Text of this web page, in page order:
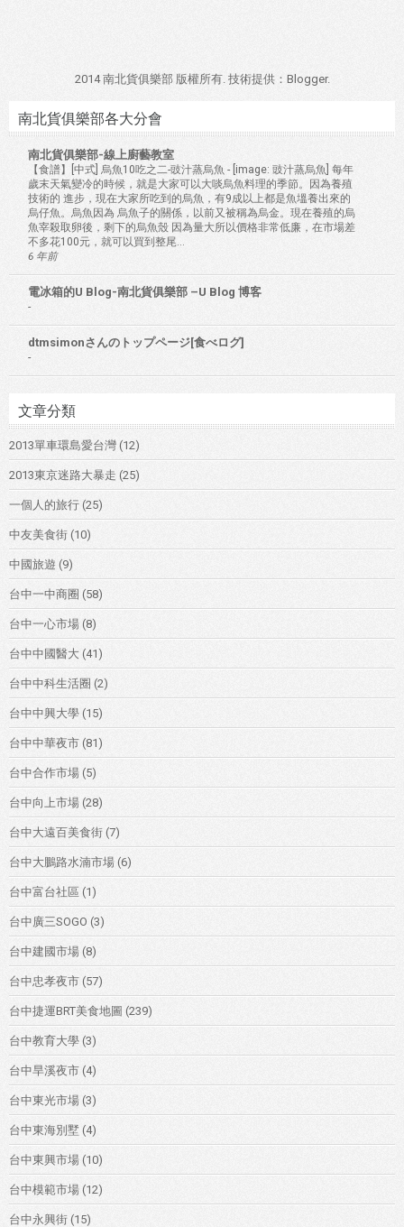
2014 南北貨俱樂部 版權所有. 技術提供： Blogger.
南北貨俱樂部各大分會
南北貨俱樂部-線上廚藝教室
【食譜】[中式] 烏魚10吃之二-豉汁蒸烏魚 - [image: 豉汁蒸烏魚] 每年
歲末天氣變冷的時候，就是大家可以大啖烏魚料理的季節。因為養殖
技術的 進步，現在大家所吃到的烏魚，有9成以上都是魚塭養出來的
烏仔魚。烏魚因為 烏魚子的關係，以前又被稱為烏金。現在養殖的烏
魚宰殺取卵後，剩下的烏魚殼 因為量大所以價格非常低廉，在市場差
不多花100元，就可以買到整尾...
6 年前
電冰箱的U Blog-南北貨俱樂部 –U Blog 博客
-
dtmsimonさんのトップページ[食べログ]
-
文章分類
2013單車環島愛台灣 (12)
2013東京迷路大暴走 (25)
一個人的旅行 (25)
中友美食街 (10)
中國旅遊 (9)
台中一中商圈 (58)
台中一心市場 (8)
台中中國醫大 (41)
台中中科生活圈 (2)
台中中興大學 (15)
台中中華夜市 (81)
台中合作市場 (5)
台中向上市場 (28)
台中大遠百美食街 (7)
台中大鵬路水湳市場 (6)
台中富台社區 (1)
台中廣三SOGO (3)
台中建國市場 (8)
台中忠孝夜市 (57)
台中捷運BRT美食地圖 (239)
台中教育大學 (3)
台中旱溪夜市 (4)
台中東光市場 (3)
台中東海別墅 (4)
台中東興市場 (10)
台中模範市場 (12)
台中永興街 (15)